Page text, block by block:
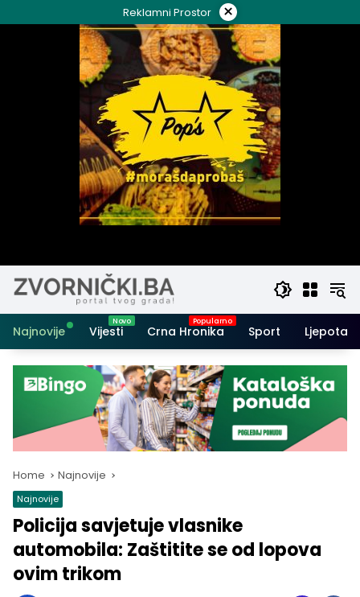
to
Reklamni Prostor ×
Najnovije Vijesti Crna Hronika Sport Ljepota i
Home Najnovije
Najnovije
Policija savjetuje vlasnike
automobila: Zaštitite se od lopova
ovim trikom